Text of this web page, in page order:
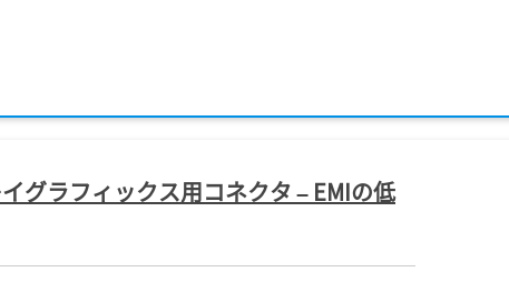
グラフィックス用コネクタ – EMIの低